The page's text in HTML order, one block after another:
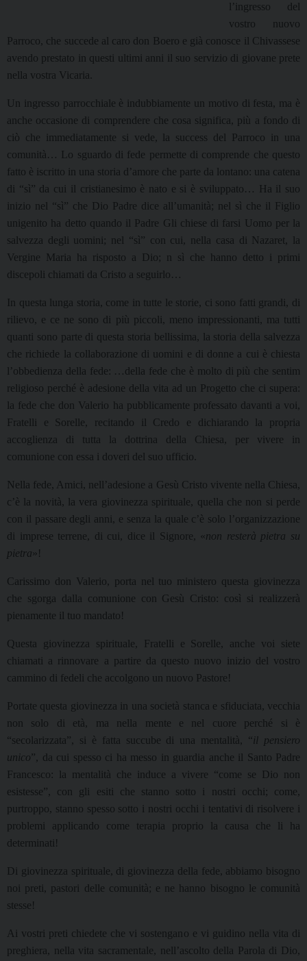
l’ingresso del
vostro nuovo
Parroco, che succede al caro don Boero e già conosce il Chivassese
avendo prestato in questi ultimi anni il suo servizio di giovane prete
nella vostra Vicaria.
Un ingresso parrocchiale è indubbiamente un motivo di festa, ma è
anche occasione di comprendere che cosa significa, più a fondo di
ciò che immediatamente si vede, la success del Parroco in una
comunità… Lo sguardo di fede permette di comprende che questo
fatto è iscritto in una storia d’amore che parte da lontano: una catena
di “sì” da cui il cristianesimo è nato e si è sviluppato… Ha il suo
inizio nel “sì” che Dio Padre dice all’umanità; nel sì che il Figlio
unigenito ha detto quando il Padre Gli chiese di farsi Uomo per la
salvezza degli uomini; nel “sì” con cui, nella casa di Nazaret, la
Vergine Maria ha risposto a Dio; n sì che hanno detto i primi
discepoli chiamati da Cristo a seguirlo…
In questa lunga storia, come in tutte le storie, ci sono fatti grandi, di
rilievo, e ce ne sono di più piccoli, meno impressionanti, ma tutti
quanti sono parte di questa storia bellissima, la storia della salvezza
che richiede la collaborazione di uomini e di donne a cui è chiesta
l’obbedienza della fede: …della fede che è molto di più che sentim
religioso perché è adesione della vita ad un Progetto che ci supera:
la fede che don Valerio ha pubblicamente professato davanti a voi,
Fratelli e Sorelle, recitando il Credo e dichiarando la propria
accoglienza di tutta la dottrina della Chiesa, per vivere in
comunione con essa i doveri del suo ufficio.
Nella fede, Amici, nell’adesione a Gesù Cristo vivente nella Chiesa,
c’è la novità, la vera giovinezza spirituale, quella che non si perde
con il passare degli anni, e senza la quale c’è solo l’organizzazione
di imprese terrene, di cui, dice il Signore, «non resterà pietra su
pietra»!
Carissimo don Valerio, porta nel tuo ministero questa giovinezza
che sgorga dalla comunione con Gesù Cristo: così si realizzerà
pienamente il tuo mandato!
Questa giovinezza spirituale, Fratelli e Sorelle, anche voi siete
chiamati a rinnovare a partire da questo nuovo inizio del vostro
cammino di fedeli che accolgono un nuovo Pastore!
Portate questa giovinezza in una società stanca e sfiduciata, vecchia
non solo di età, ma nella mente e nel cuore perché si è
“secolarizzata”, si è fatta succube di una mentalità, “il pensiero
unico”, da cui spesso ci ha messo in guardia anche il Santo Padre
Francesco: la mentalità che induce a vivere “come se Dio non
esistesse”, con gli esiti che stanno sotto i nostri occhi; come,
purtroppo, stanno spesso sotto i nostri occhi i tentativi di risolvere i
problemi applicando come terapia proprio la causa che li ha
determinati!
Di giovinezza spirituale, di giovinezza della fede, abbiamo bisogno
noi preti, pastori delle comunità; e ne hanno bisogno le comunità
stesse!
Ai vostri preti chiedete che vi sostengano e vi guidino nella vita di
preghiera, nella vita sacramentale, nell’ascolto della Parola di Dio,